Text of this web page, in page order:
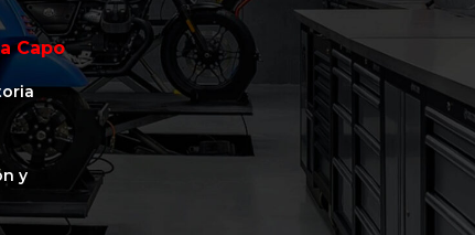
Capo
y